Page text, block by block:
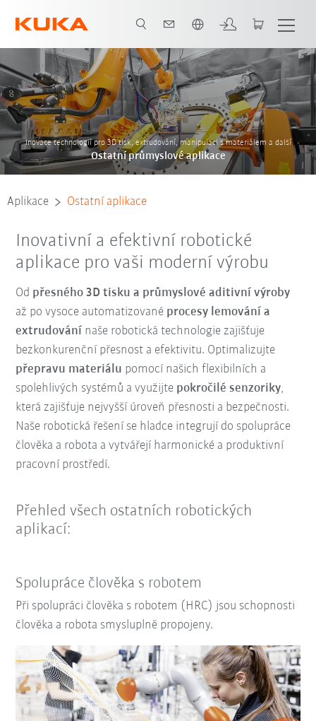
Aplikace Přehled Kontakt Výběr zákazníků Systémoví partneři
Inovace technologií pro 3D tisk, extrudování, manipulaci s materiálem a další
Ostatní průmyslové aplikace
Aplikace Ostatní aplikace
Inovativní a efektivní robotické
aplikace pro vaši moderní výrobu
Od přesného 3D tisku a průmyslové aditivní výroby
až po vysoce automatizované procesy lemování a
extrudování naše robotická technologie zajišťuje
bezkonkurenční přesnost a efektivitu. Optimalizujte
přepravu materiálu pomocí našich flexibilních a
spolehlivých systémů a využijte pokročilé senzoriky,
která zajišťuje nejvyšší úroveň přesnosti a bezpečnosti.
Naše robotická řešení se hladce integrují do spolupráce
člověka a robota a vytvářejí harmonické a produktivní
pracovní prostředí.
Přehled všech ostatních robotických
aplikací:
Spolupráce člověka s robotem
Při spolupráci člověka s robotem (HRC) jsou schopnosti
člověka a robota smysluplně propojeny.